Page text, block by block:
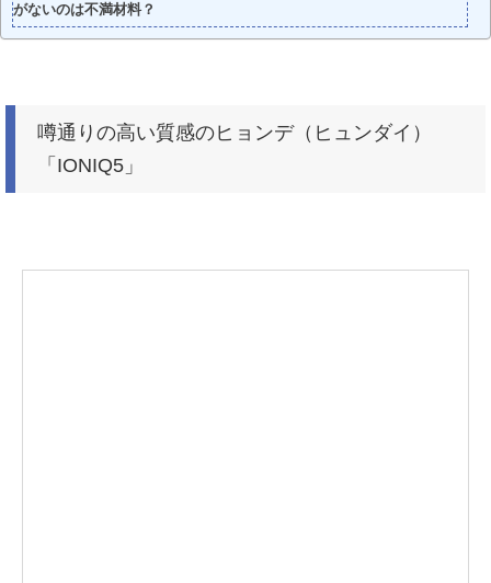
がないのは不満材料？
噂通りの高い質感のヒョンデ（ヒュンダイ）
「IONIQ5」